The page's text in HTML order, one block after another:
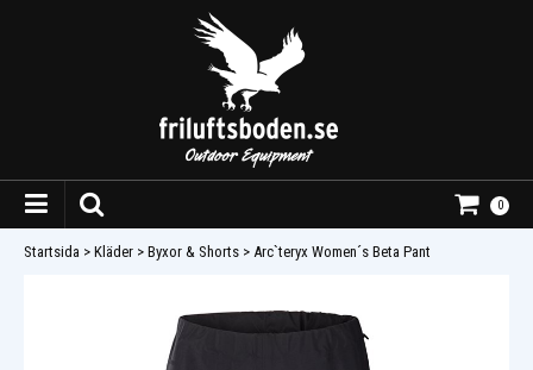
0
Startsida > Kläder > Byxor & Shorts > Arc`teryx Women´s Beta Pant